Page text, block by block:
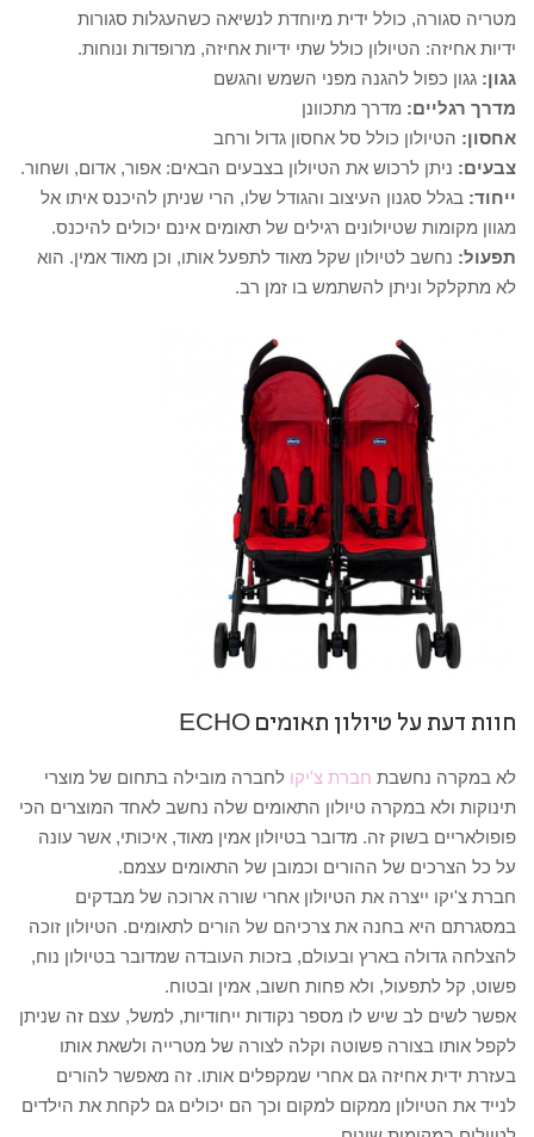
מטריה סגורה, כולל ידית מיוחדת לנשיאה כשהעגלות סגורות
ידיות אחיזה: הטיולון כולל שתי ידיות אחיזה, מרופדות ונוחות.
גגון: גגון כפול להגנה מפני השמש והגשם
מדרך רגליים: מדרך מתכוונן
אחסון: הטיולון כולל סל אחסון גדול ורחב
צבעים: ניתן לרכוש את הטיולון בצבעים הבאים: אפור, אדום, ושחור.
ייחוד: בגלל סגנון העיצוב והגודל שלו, הרי שניתן להיכנס איתו אל
מגוון מקומות שטיולונים רגילים של תאומים אינם יכולים להיכנס.
תפעול: נחשב לטיולון שקל מאוד לתפעל אותו, וכן מאוד אמין. הוא
לא מתקלקל וניתן להשתמש בו זמן רב.
חוות דעת על טיולון תאומים ECHO
לא במקרה נחשבת חברת צ'יקו לחברה מובילה בתחום של מוצרי
תינוקות ולא במקרה טיולון התאומים שלה נחשב לאחד המוצרים הכי
פופולאריים בשוק זה. מדובר בטיולון אמין מאוד, איכותי, אשר עונה
על כל הצרכים של ההורים וכמובן של התאומים עצמם.
חברת צ'יקו ייצרה את הטיולון אחרי שורה ארוכה של מבדקים
במסגרתם היא בחנה את צרכיהם של הורים לתאומים. הטיולון זוכה
להצלחה גדולה בארץ ובעולם, בזכות העובדה שמדובר בטיולון נוח,
פשוט, קל לתפעול, ולא פחות חשוב, אמין ובטוח.
אפשר לשים לב שיש לו מספר נקודות ייחודיות, למשל, עצם זה שניתן
לקפל אותו בצורה פשוטה וקלה לצורה של מטרייה ולשאת אותו
בעזרת ידית אחיזה גם אחרי שמקפלים אותו. זה מאפשר להורים
לנייד את הטיולון ממקום למקום וכך הם יכולים גם לקחת את הילדים